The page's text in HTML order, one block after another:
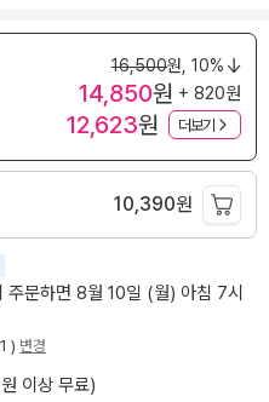
16,500원, 10%
14,850원 + 820원
12,623원 더보기
10,390원
주문하면 8월 10일 (월) 아침 7시
) 변경
이상 무료)